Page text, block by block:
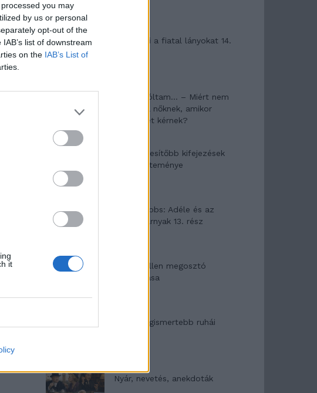
you may
by us or personal
opt-out of the
list of downstream
on the IAB’s List of
it
T. szereti a fiatal lányokat 14.
Pedig szóltam… – Miért nem
hiszünk a nőknek, amikor
segítséget kérnek?
A legidegesítőbb kifejezések
laza gyűjteménye
Elyna Robbs: Adéle és az
örökölt árnyak 13. rész
Woody Allen megosztó
zsenialitása
A világ legismertebb ruhái
Nyár, nevetés, anekdoták